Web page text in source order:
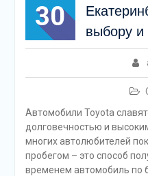
30
выбору и
Автомобили Toyota
долговечностью и
многих автолюбителей
пробегом – это способ
временем автомобиль по